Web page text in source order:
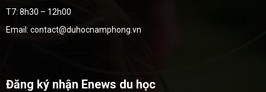
T7: 8h30 – 12h00
Email: contact@duhocnamphong.vn
Đăng ký nhận Enews du học